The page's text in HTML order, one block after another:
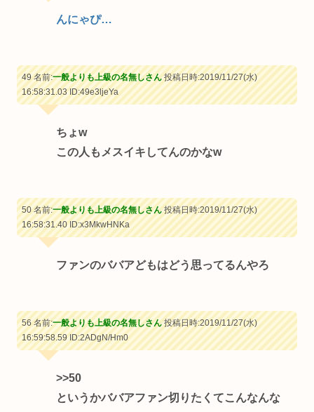
んにゃぴ…
49 名前:一般よりも上級の名無しさん投稿日時:2019/11/27(水)
16:58:31.03ID:49e3ljeYa
ちょw
この人もメスイキしてんのかなw
50 名前:一般よりも上級の名無しさん投稿日時:2019/11/27(水)
16:58:31.40ID:x3MkwHNKa
ファンのババアどもはどう思ってるんやろ
56 名前:一般よりも上級の名無しさん投稿日時:2019/11/27(水)
16:59:58.59ID:2ADgN/Hm0
>>50
というかババアファン切りたくてこんなんな